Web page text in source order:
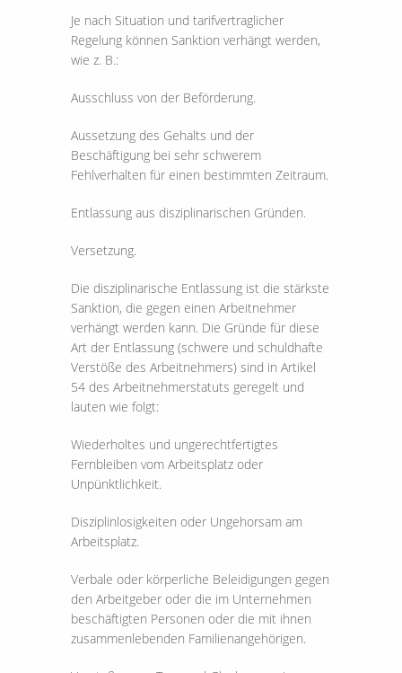
Je nach Situation und tarifvertraglicher
Regelung können Sanktion verhängt werden,
wie z. B.:
Ausschluss von der Beförderung.
Aussetzung des Gehalts und der
Beschäftigung bei sehr schwerem
Fehlverhalten für einen bestimmten Zeitraum.
Entlassung aus disziplinarischen Gründen.
Versetzung.
Die disziplinarische Entlassung ist die stärkste
Sanktion, die gegen einen Arbeitnehmer
verhängt werden kann. Die Gründe für diese
Art der Entlassung (schwere und schuldhafte
Verstöße des Arbeitnehmers) sind in Artikel
54 des Arbeitnehmerstatuts geregelt und
lauten wie folgt:
Wiederholtes und ungerechtfertigtes
Fernbleiben vom Arbeitsplatz oder
Unpünktlichkeit.
Disziplinlosigkeiten oder Ungehorsam am
Arbeitsplatz.
Verbale oder körperliche Beleidigungen gegen
den Arbeitgeber oder die im Unternehmen
beschäftigten Personen oder die mit ihnen
zusammenlebenden Familienangehörigen.